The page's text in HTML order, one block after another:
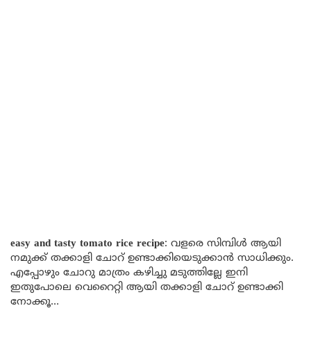
easy and tasty tomato rice recipe: വളരെ സിമ്പിൾ ആയി
നമുക്ക് തക്കാളി ചോറ് ഉണ്ടാക്കിയെടുക്കാൻ സാധിക്കും.
എപ്പോഴും ചോറു മാത്രം കഴിച്ചു മടുത്തില്ലേ ഇനി
ഇതുപോലെ വെറൈറ്റി ആയി തക്കാളി ചോറ് ഉണ്ടാക്കി
നോക്കൂ…